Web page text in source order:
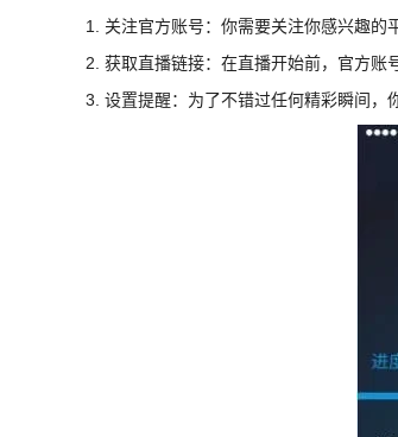
1. 关注官方账号：你需要关注你感兴趣的
2. 获取直播链接：在直播开始前，官方账
3. 设置提醒：为了不错过任何精彩瞬间，